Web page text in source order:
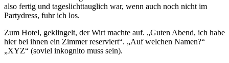
also fertig und tageslichttauglich war, wenn auch noch nicht im
Partydress, fuhr ich los.
Zum Hotel, geklingelt, der Wirt machte auf. „Guten Abend, ich habe
hier bei ihnen ein Zimmer reserviert“. „Auf welchen Namen?“
„XYZ“ (soviel inkognito muss sein).